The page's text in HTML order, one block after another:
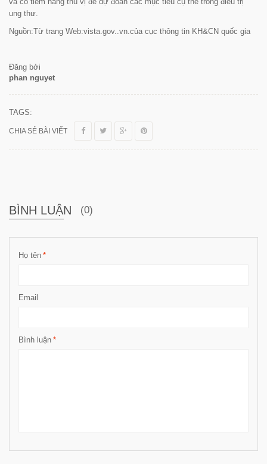
ung thư.
Nguồn:Từ trang Web:vista.gov..vn.của cục thông tin KH&CN quốc gia
Đăng bởi
phan nguyet
TAGS:
CHIA SẺ BÀI VIẾT
BÌNH LUẬN (0)
*
Họ tên
Email
*
Bình luận